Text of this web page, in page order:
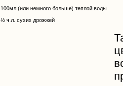
100мл (или немного больше) теплой воды
½ ч.л. сухих дрожжей